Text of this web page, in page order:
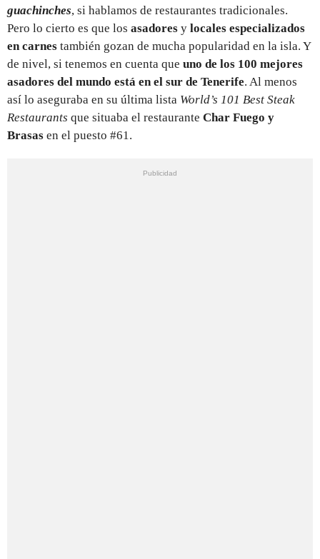
guachinches, si hablamos de restaurantes tradicionales.
Pero lo cierto es que los asadores y locales especializados
en carnes también gozan de mucha popularidad en la isla. Y
de nivel, si tenemos en cuenta que uno de los 100 mejores
asadores del mundo está en el sur de Tenerife. Al menos
así lo aseguraba en su última lista World’s 101 Best Steak
Restaurants que situaba el restaurante Char Fuego y
Brasas en el puesto #61.